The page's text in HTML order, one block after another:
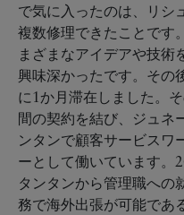
で気に入ったのは、リシ
複数修理できたことです
まざまなアイデアや技術
興味深かったです。その
に1か月滞在しました。
間の契約を結び、ジュネ
ンタンで顧客サービスワ
ーとして働いています。
タンタンから管理職への
務で海外出張が可能であ